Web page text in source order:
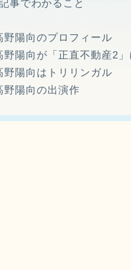
事でわかること
野陽向のプロフィール
野陽向が「正直不動産2
野陽向はトリリンガル
野陽向の出演作